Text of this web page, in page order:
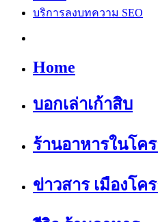
บริการลงบทความ SEO
Home
บอกเล่าเก้าสิบ
ร้านอาหารในโค
ข่าวสาร เมืองโค